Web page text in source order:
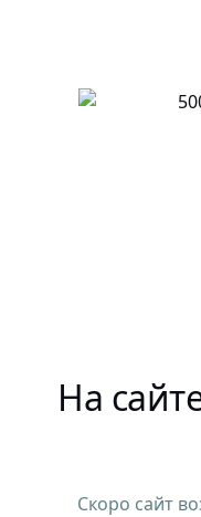
На
Скоро сайт